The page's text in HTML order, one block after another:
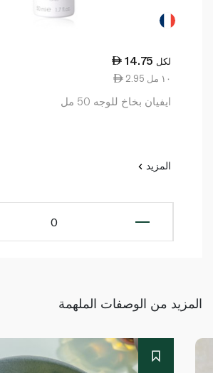
14.75 لكل
2.95 ١٠ مل
ايفيان بخاخ للوجه 50 مل
المزيد
0
المزيد من الوصفات الملهمة